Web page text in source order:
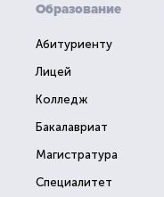
Образование
Абитуриенту
Лицей
Колледж
Бакалавриат
Магистратура
Специалитет